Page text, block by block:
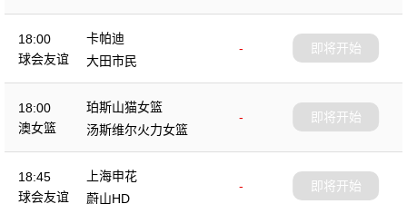
18:00
球会友谊
卡帕迪
-
大田市民
即将开始
18:00
澳女篮
珀斯山猫女篮
-
汤斯维尔火力女篮
即将开始
18:45
球会友谊
上海申花
-
蔚山HD
即将开始